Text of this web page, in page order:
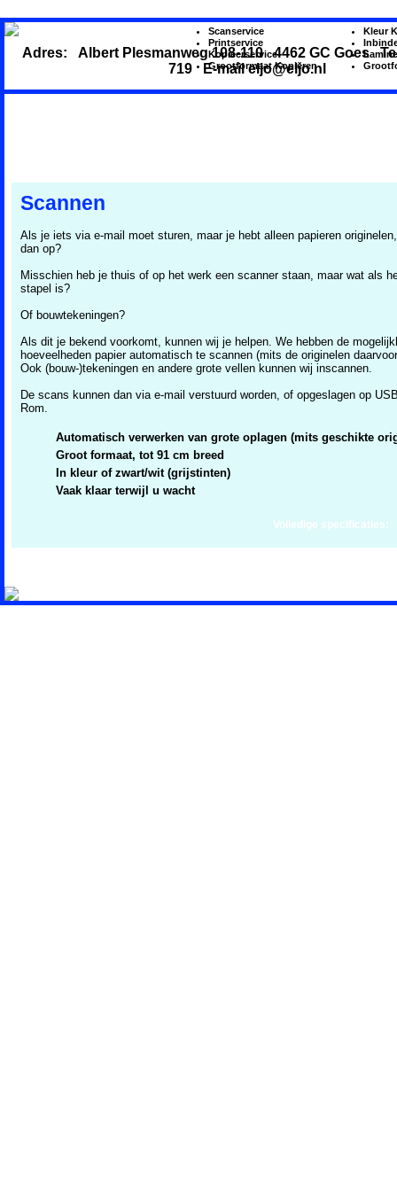
Adres: Albert Plesmanweg 108-110 4462 GC Goes
719 E-mail eljo@eljo.nl
Scanservice
Printservice
Kopieerservice
Grootformaat Kopiëren
Kleur
Scannen
Als je iets via e-mail moet sturen, maar je hebt alleen papieren
dan op?
Misschien heb je thuis of op het werk een scanner staan, maar wat als
stapel is?
Of bouwtekeningen?
Als dit je bekend voorkomt, kunnen wij je helpen. We hebben de
hoeveelheden papier automatisch te scannen (mits de originelen
Ook (bouw-)tekeningen en andere grote vellen kunnen wij inscannen.
De scans kunnen dan via e-mail verstuurd worden, of opgeslagen op
Rom.
Automatisch verwerken van grote oplagen (mits geschikte
Groot formaat, tot 91 cm breed
In kleur of zwart/wit (grijstinten)
Vaak klaar terwijl u wacht
Volledige specificaties: